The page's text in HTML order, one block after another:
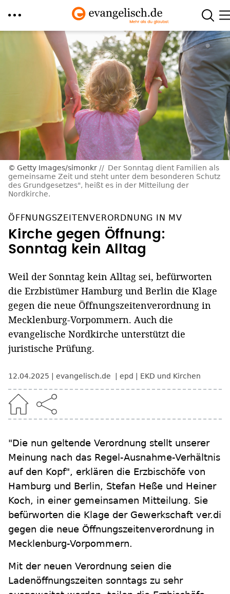
Getty Images/simonkr
Der Sonntag dient Familien als
gemeinsame Zeit und steht unter dem besonderen Schutz
des Grundgesetzes", heißt es in der Mitteilung der
Nordkirche.
ÖFFNUNGSZEITENVERORDNUNG IN MV
Kirche gegen Öffnung:
Sonntag kein Alltag
Weil der Sonntag kein Alltag sei, befürworten
die Erzbistümer Hamburg und Berlin die Klage
gegen die neue Öffnungszeitenverordnung in
Mecklenburg-Vorpommern. Auch die
evangelische Nordkirche unterstützt die
juristische Prüfung.
12.04.2025 evangelisch.de epd EKD und Kirchen
"Die nun geltende Verordnung stellt unserer
Meinung nach das Regel-Ausnahme-Verhältnis
auf den Kopf", erklären die Erzbischöfe von
Hamburg und Berlin, Stefan Heße und Heiner
Koch, in einer gemeinsamen Mitteilung. Sie
befürworten die Klage der Gewerkschaft ver.di
gegen die neue Öffnungszeitenverordnung in
Mecklenburg-Vorpommern.
Mit der neuen Verordnung seien die
Ladenöffnungszeiten sonntags zu sehr